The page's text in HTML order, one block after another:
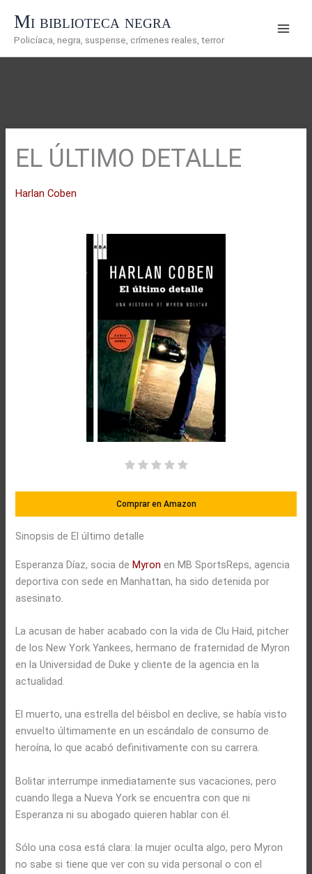
contenido
Mi biblioteca negra
Policíaca, negra, suspense, crímenes reales, terror
EL ÚLTIMO DETALLE
Harlan Coben
Comprar en Amazon
Sinopsis de El último detalle
Esperanza Díaz, socia deMyron en MB SportsReps, agencia
deportiva con sede en Manhattan, ha sido detenida por
asesinato.
La acusan de haber acabado con la vida de Clu Haid, pitcher
de los New York Yankees, hermano de fraternidad de Myron
en la Universidad de Duke y cliente de la agencia en la
actualidad.
El muerto, una estrella del béisbol en declive, se había visto
envuelto últimamente en un escándalo de consumo de
heroína, lo que acabó definitivamente con su carrera.
Bolitar interrumpe inmediatamente sus vacaciones, pero
cuando llega a Nueva York se encuentra con que ni
Esperanza ni su abogado quieren hablar con él.
Sólo una cosa está clara: la mujer oculta algo, pero Myron
no sabe si tiene que ver con su vida personal o con el